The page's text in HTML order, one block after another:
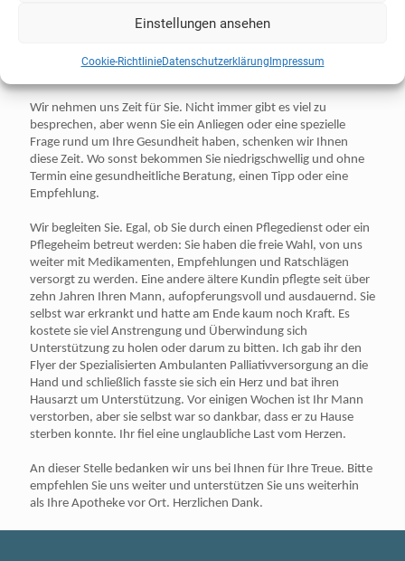
Einstellungen ansehen
Cookie-RichtlinieDatenschutzerklärung Impressum
einnehmen. Denn beide Mittel können den Blutdruck steigern
kontraindiziert. Ein Versandhändler, der Ihre Medikation nicht
Wir nehmen uns Zeit für Sie. Nicht immer gibt es viel zu
besprechen, aber wenn Sie ein Anliegen oder eine spezielle
Frage rund um Ihre Gesundheit haben, schenken wir Ihnen
diese Zeit. Wo sonst bekommen Sie niedrigschwellig und ohne
Termin eine gesundheitliche Beratung, einen Tipp oder eine
Empfehlung.
Wir begleiten Sie. Egal, ob Sie durch einen Pflegedienst oder ein
Pflegeheim betreut werden: Sie haben die freie Wahl, von uns
weiter mit Medikamenten, Empfehlungen und Ratschlägen
versorgt zu werden. Eine andere ältere Kundin pflegte seit über
zehn Jahren Ihren Mann, aufopferungsvoll und ausdauernd. Sie
selbst war erkrankt und hatte am Ende kaum noch Kraft. Es
kostete sie viel Anstrengung und Überwindung sich
Unterstützung zu holen oder darum zu bitten. Ich gab ihr den
Flyer der Spezialisierten Ambulanten Palliativversorgung an die
Hand und schließlich fasste sie sich ein Herz und bat ihren
Hausarzt um Unterstützung. Vor einigen Wochen ist Ihr Mann
verstorben, aber sie selbst war so dankbar, dass er zu Hause
sterben konnte. Ihr fiel eine unglaubliche Last vom Herzen.
An dieser Stelle bedanken wir uns bei Ihnen für Ihre Treue. Bitte
empfehlen Sie uns weiter und unterstützen Sie uns weiterhin
als Ihre Apotheke vor Ort. Herzlichen Dank.